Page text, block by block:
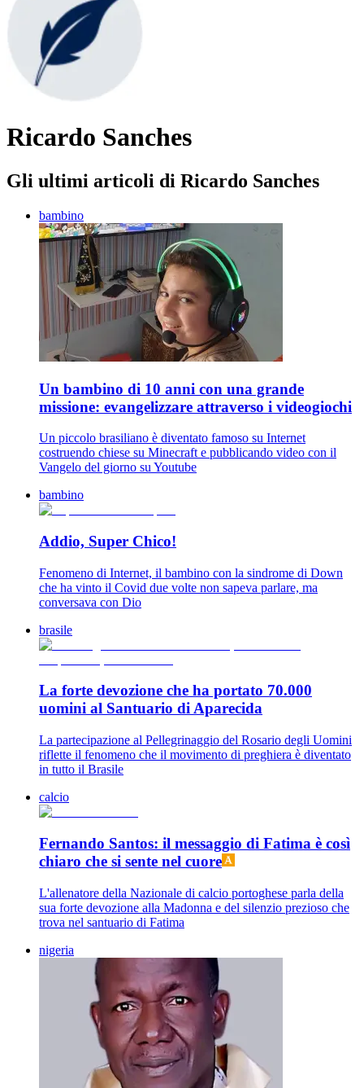
Ricardo Sanches
Gli ultimi articoli di Ricardo Sanches
bambino
Un bambino di 10 anni con una grande
missione: evangelizzare attraverso i videogiochi
Un piccolo brasiliano è diventato famoso su Internet
costruendo chiese su Minecraft e pubblicando video con il
Vangelo del giorno su Youtube
bambino
Addio, Super Chico!
Fenomeno di Internet, il bambino con la sindrome di Down
che ha vinto il Covid due volte non sapeva parlare, ma
conversava con Dio
brasile
La forte devozione che ha portato 70.000
uomini al Santuario di Aparecida
La partecipazione al Pellegrinaggio del Rosario degli Uomini
riflette il fenomeno che il movimento di preghiera è diventato
in tutto il Brasile
calcio
Fernando Santos: il messaggio di Fatima è così
chiaro che si sente nel cuore
L'allenatore della Nazionale di calcio portoghese parla della
sua forte devozione alla Madonna e del silenzio prezioso che
trova nel santuario di Fatima
nigeria